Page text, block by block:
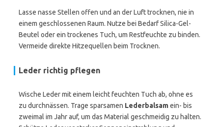
Lasse nasse Stellen offen und an der Luft trocknen, nie in
einem geschlossenen Raum. Nutze bei Bedarf Silica-Gel-
Beutel oder ein trockenes Tuch, um Restfeuchte zu binden.
Vermeide direkte Hitzequellen beim Trocknen.
Leder richtig pflegen
Wische Leder mit einem leicht feuchten Tuch ab, ohne es
zu durchnässen. Trage sparsamen Lederbalsamein- bis
zweimal im Jahr auf, um das Material geschmeidig zu halten.